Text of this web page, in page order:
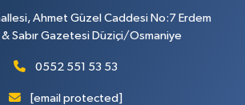
Ahmet Güzel Caddesi No:7 Erdem
Sabır Gazetesi Düziçi/Osmaniye
0552 551 53 53
[email protected]